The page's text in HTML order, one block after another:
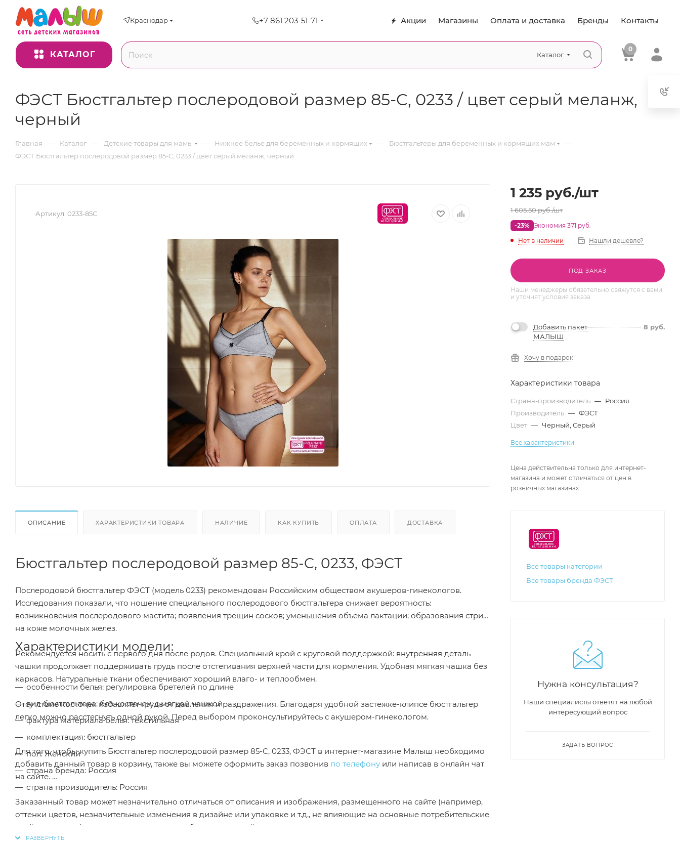
Краснодар +7 861 203-51-71 Акции Магазины Оплата и доставка Бренды Контакты
КАТАЛОГ Каталог
0
ФЭСТ Бюстгальтер послеродовой размер 85-C, 0233 / цвет серый меланж,
черный
Главная — Каталог — Детские товары для мамы — Нижнее белье для беременных и кормящих — Бюстгальтеры для беременных и кормящих мам —
ФЭСТ Бюстгальтер послеродовой размер 85-C, 0233 / цвет серый меланж, черный
Артикул: 0233-85С
ОПИСАНИЕ ХАРАКТЕРИСТИКИ ТОВАРА НАЛИЧИЕ КАК КУПИТЬ ОПЛАТА ДОСТАВКА
Бюстгальтер послеродовой размер 85-C, 0233, ФЭСТ
Послеродовой бюстгальтер ФЭСТ (модель 0233) рекомендован Российским обществом акушеров-гинекологов.
Исследования показали, что ношение специального послеродового бюстгальтера снижает вероятность:
возникновения послеродового мастита; появления трещин сосков; уменьшения объема лактации; образования стрий
на коже молочных желез.
Рекомендуется носить с первого дня после родов. Специальный крой с круговой поддержкой: внутренняя деталь
чашки продолжает поддерживать грудь после отстегивания верхней части для кормления. Удобная мягкая чашка без
каркасов. Натуральные ткани обеспечивают хороший влаго- и теплообмен.
Отсутствие косточек избавляет грудь от давления и раздражения. Благодаря удобной застежке-клипсе бюстгальтер
легко можно расстегнуть одной рукой. Перед выбором проконсультируйтесь с акушером-гинекологом.
Характеристики модели:
особенности белья: регулировка бретелей по длине
вид бюстгальтера: без косточек; с мягкой чашкой
фактура материала белья: текстильная
комплектация: бюстгальтер
пол: Женский
страна бренда: Россия
страна производитель: Россия
Для того, чтобы купить Бюстгальтер послеродовой размер 85-C, 0233, ФЭСТ в интернет-магазине Малыш необходимо
добавить данный товар в корзину, также вы можете оформить заказ позвонив по телефону или написав в онлайн чат
на сайте.
Заказанный товар может незначительно отличаться от описания и изображения, размещенного на сайте (например,
оттенки цветов, незначительные изменения в дизайне или упаковке и т.д., не влияющие на основные потребительские
свойства товара), при этом основные потребительские свойства и иные существенные элементы товара и заказа
остаются без изменений.
1 235 руб./шт
1 605.50руб./шт
-23% Экономия 371 руб.
Нет в наличии
Нашли дешевле?
ПОД ЗАКАЗ
Наши менеджеры обязательно свяжутся с вами
и уточнят условия заказа
Добавить пакет
МАЛЫШ
8 руб.
Хочу в подарок
Характеристики товара
Страна-производитель — Россия
Производитель — ФЭСТ
Цвет — Черный, Серый
Все характеристики
Цена действительна только для интернет-
магазина и может отличаться от цен в
розничных магазинах
Все товары категории
Все товары бренда ФЭСТ
Нужна консультация?
Наши специалисты ответят на любой
интересующий вопрос
ЗАДАТЬ ВОПРОС